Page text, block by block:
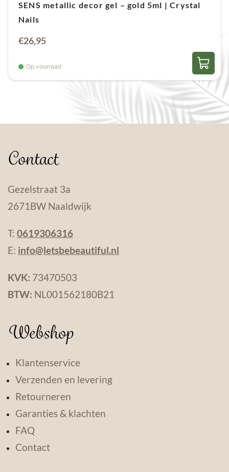
SENS metallic decor gel – gold 5ml | Crystal
Nails
€26,95
Op voorraad
Contact
Gezelstraat 3a
2671BW Naaldwijk
T: 0619306316
E: info@letsbebeautiful.nl
KVK: 73470503
BTW: NL001562180B21
Webshop
Klantenservice
Verzenden en levering
Retourneren
Garanties & klachten
FAQ
Contact